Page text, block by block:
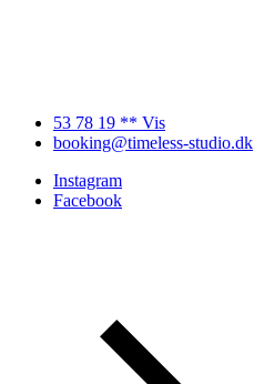
53 78 19 ** Vis
booking@timeless-studio.dk
Instagram
Facebook